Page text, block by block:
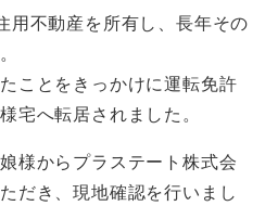
用不動産を所有し、長年その
ことをきっかけに運転免許
宅へ転居されました。
様からプラステート株式会
だき、現地確認を行いまし